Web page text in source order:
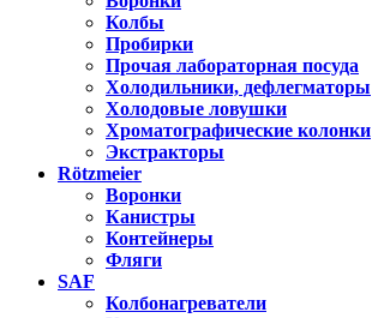
Колбы
Пробирки
Прочая лабораторная посуда
Холодильники, дефлегматоры
Холодовые ловушки
Хроматографические колонки
Экстракторы
Rötzmeier
Воронки
Канистры
Контейнеры
Фляги
SAF
Колбонагреватели